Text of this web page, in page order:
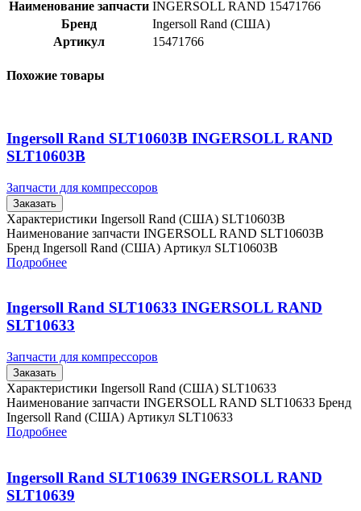
Наименование запчасти INGERSOLL RAND 15471766
Бренд
Ingersoll Rand (США)
Артикул
15471766
Похожие товары
Ingersoll Rand SLT10603B INGERSOLL RAND
SLT10603B
Запчасти для компрессоров
Заказать
Характеристики Ingersoll Rand (США) SLT10603B
Наименование запчасти INGERSOLL RAND SLT10603B
Бренд Ingersoll Rand (США) Артикул SLT10603B
Подробнее
Ingersoll Rand SLT10633 INGERSOLL RAND
SLT10633
Запчасти для компрессоров
Заказать
Характеристики Ingersoll Rand (США) SLT10633
Наименование запчасти INGERSOLL RAND SLT10633 Бренд
Ingersoll Rand (США) Артикул SLT10633
Подробнее
Ingersoll Rand SLT10639 INGERSOLL RAND
SLT10639